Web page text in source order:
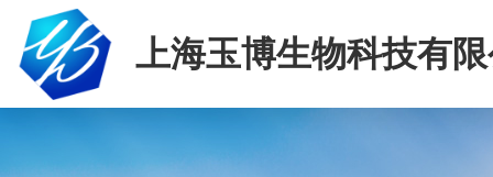
上海玉博生物科技有